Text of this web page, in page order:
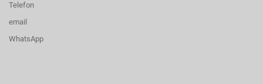
Telefon
email
WhatsApp